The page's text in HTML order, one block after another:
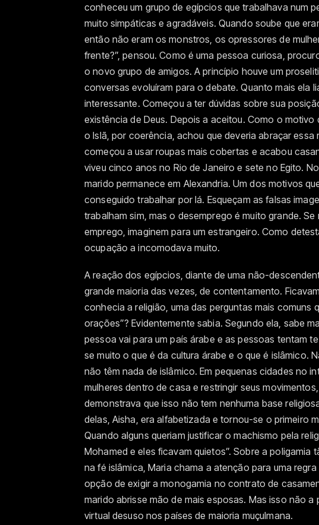
conheceu um grupo de egípcios que trabalhava num
muito simpáticas e agradáveis. Quando soube que
então não eram os monstros, os opressores de
frente?”, pensou. Como é uma pessoa curiosa,
o novo grupo de amigos. A princípio houve um
conversas evoluíram para o debate. Quanto mais ela
interessante. Começou a ter dúvidas sobre sua
existência de Deus. Depois a aceitou. Como o
o Islã, por coerência, achou que deveria abraçar essa
começou a usar roupas mais cobertas e acabou
viveu cinco anos no Rio de Janeiro e sete no Egito.
marido permanece em Alexandria. Um dos motivos
conseguido trabalhar por lá. Esqueçam as falsas
trabalham sim, mas o desemprego é muito grande.
emprego, imaginem para um estrangeiro. Como
ocupação a incomodava muito.
A reação dos egípcios, diante de uma não-
grande maioria das vezes, de contentamento.
conhecia a religião, uma das perguntas mais comuns
orações”? Evidentemente sabia. Segundo ela, sabe
pessoa vai para um país árabe e as pessoas tentam
se muito o que é da cultura árabe e o que é islâmico.
não têm nada de islâmico. Em pequenas cidades no
mulheres dentro de casa e restringir seus
demonstrava que isso não tem nenhuma base
delas, Aisha, era alfabetizada e tornou-se o primeiro
Quando alguns queriam justificar o machismo pela
Mohamed e eles ficavam quietos”. Sobre a poligamia
na fé islâmica, Maria chama a atenção para uma
opção de exigir a monogamia no contrato de
marido abrisse mão de mais esposas. Mas isso não
virtual desuso nos países de maioria muçulmana.